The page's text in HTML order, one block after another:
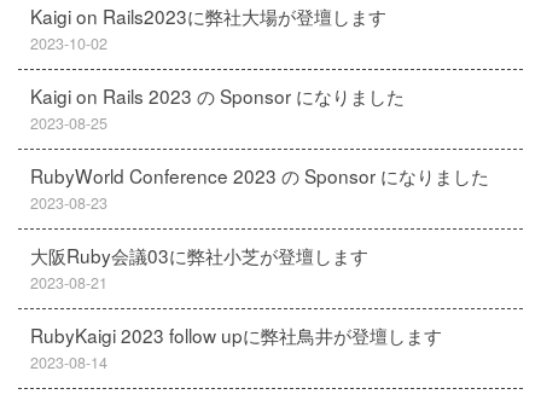
Kaigi on Rails2023に弊社大場が登壇します
2023-10-02
Kaigi on Rails 2023 の Sponsor になりました
2023-08-25
RubyWorld Conference 2023 の Sponsor になりました
2023-08-23
大阪Ruby会議03に弊社小芝が登壇します
2023-08-21
RubyKaigi 2023 follow upに弊社鳥井が登壇します
2023-08-14